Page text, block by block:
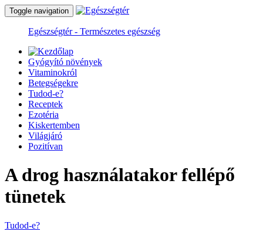
Toggle navigation
Egészségtér - Természetes egészség
Gyógyító növények
Vitaminokról
Betegségekre
Tudod-e?
Receptek
Ezotéria
Kiskertemben
Világjáró
Pozitívan
A drog használatakor fellépő
tünetek
Tudod-e?